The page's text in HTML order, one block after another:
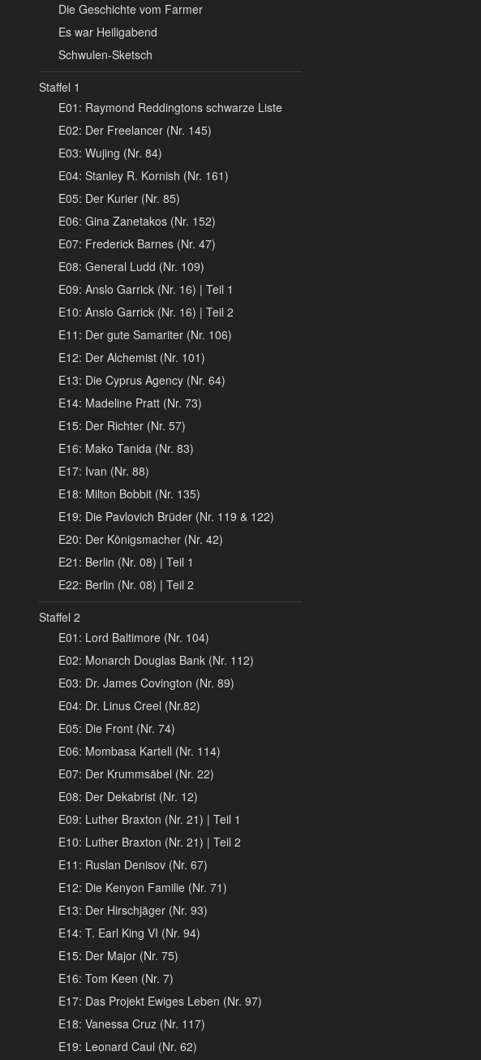
Die Geschichte vom Farmer
Es war Heiligabend
Schwulen-Sketsch
Staffel 1
E01: Raymond Reddingtons schwarze Liste
E02: Der Freelancer (Nr. 145)
E03: Wujing (Nr. 84)
E04: Stanley R. Kornish (Nr. 161)
E05: Der Kurier (Nr. 85)
E06: Gina Zanetakos (Nr. 152)
E07: Frederick Barnes (Nr. 47)
E08: General Ludd (Nr. 109)
E09: Anslo Garrick (Nr. 16) | Teil 1
E10: Anslo Garrick (Nr. 16) | Teil 2
E11: Der gute Samariter (Nr. 106)
E12: Der Alchemist (Nr. 101)
E13: Die Cyprus Agency (Nr. 64)
E14: Madeline Pratt (Nr. 73)
E15: Der Richter (Nr. 57)
E16: Mako Tanida (Nr. 83)
E17: Ivan (Nr. 88)
E18: Milton Bobbit (Nr. 135)
E19: Die Pavlovich Brüder (Nr. 119 & 122)
E20: Der Königsmacher (Nr. 42)
E21: Berlin (Nr. 08) | Teil 1
E22: Berlin (Nr. 08) | Teil 2
Staffel 2
E01: Lord Baltimore (Nr. 104)
E02: Monarch Douglas Bank (Nr. 112)
E03: Dr. James Covington (Nr. 89)
E04: Dr. Linus Creel (Nr.82)
E05: Die Front (Nr. 74)
E06: Mombasa Kartell (Nr. 114)
E07: Der Krummsäbel (Nr. 22)
E08: Der Dekabrist (Nr. 12)
E09: Luther Braxton (Nr. 21) | Teil 1
E10: Luther Braxton (Nr. 21) | Teil 2
E11: Ruslan Denisov (Nr. 67)
E12: Die Kenyon Familie (Nr. 71)
E13: Der Hirschjäger (Nr. 93)
E14: T. Earl King VI (Nr. 94)
E15: Der Major (Nr. 75)
E16: Tom Keen (Nr. 7)
E17: Das Projekt Ewiges Leben (Nr. 97)
E18: Vanessa Cruz (Nr. 117)
E19: Leonard Caul (Nr. 62)